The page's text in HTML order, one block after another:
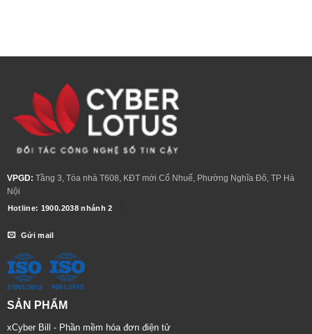
VPGD: Tầng 3, Tòa nhà T608, KĐT mới Cổ Nhuế, Phường Nghĩa Đô, TP Hà
Nội
Hotline: 1900.2038 nhánh 2
Gửi mail
SẢN PHẨM
xCyber Bill - Phần mềm hóa đơn điện tử